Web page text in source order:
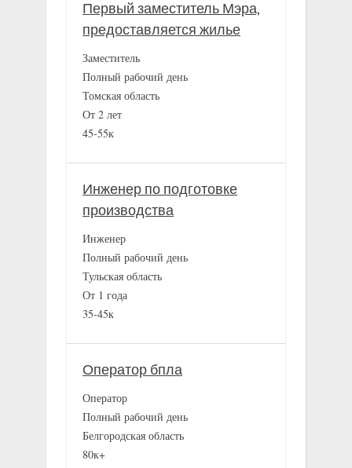
Первый заместитель Мэра,
предоставляется жилье
Заместитель
Полный рабочий день
Томская область
От 2 лет
45-55к
Инженер по подготовке
производства
Инженер
Полный рабочий день
Тульская область
От 1 года
35-45к
Оператор бпла
Оператор
Полный рабочий день
Белгородская область
80к+